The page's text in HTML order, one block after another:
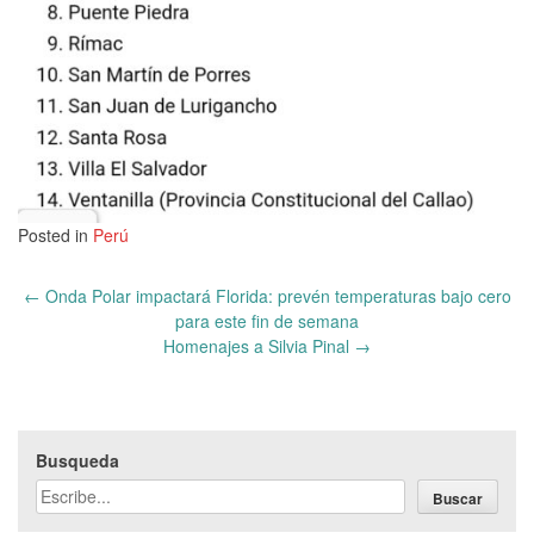
Posted in Perú
Post
← Onda Polar impactará Florida: prevén temperaturas bajo cero
para este fin de semana
Homenajes a Silvia Pinal →
Busqueda
Buscar